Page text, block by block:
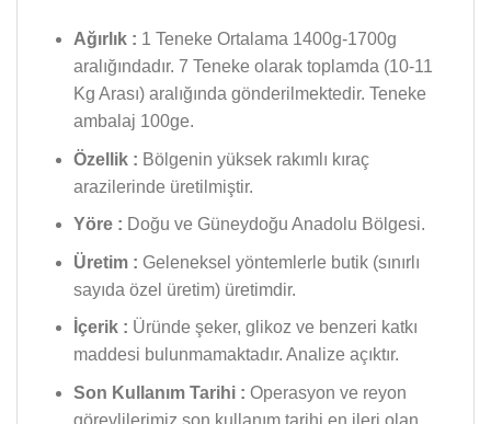
Ağırlık : 1 Teneke Ortalama 1400g-1700g
aralığındadır. 7 Teneke olarak toplamda (10-11
Kg Arası) aralığında gönderilmektedir. Teneke
ambalaj 100ge.
Özellik : Bölgenin yüksek rakımlı kıraç
arazilerinde üretilmiştir.
Yöre : Doğu ve Güneydoğu Anadolu Bölgesi.
Üretim : Geleneksel yöntemlerle butik (sınırlı
sayıda özel üretim) üretimdir.
İçerik : Üründe şeker, glikoz ve benzeri katkı
maddesi bulunmamaktadır. Analize açıktır.
Son Kullanım Tarihi : Operasyon ve reyon
görevlilerimiz son kullanım tarihi en ileri olan